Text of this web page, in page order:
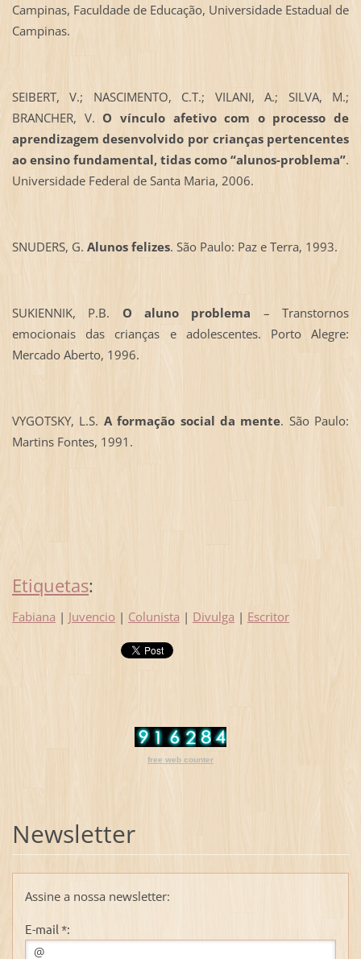
Campinas, Faculdade de Educação, Universidade Estadual de
Campinas.
SEIBERT, V.; NASCIMENTO, C.T.; VILANI, A.; SILVA, M.;
BRANCHER, V. O vínculo afetivo com o processo de
aprendizagem desenvolvido por crianças pertencentes
ao ensino fundamental, tidas como “alunos-problema”.
Universidade Federal de Santa Maria, 2006.
SNUDERS, G. Alunos felizes. São Paulo: Paz e Terra, 1993.
SUKIENNIK, P.B. O aluno problema – Transtornos
emocionais das crianças e adolescentes. Porto Alegre:
Mercado Aberto, 1996.
VYGOTSKY, L.S. A formação social da mente. São Paulo:
Martins Fontes, 1991.
Etiquetas:
Fabiana | Juvencio | Colunista | Divulga | Escritor
free web counter
Newsletter
Assine a nossa newsletter:
E-mail *: